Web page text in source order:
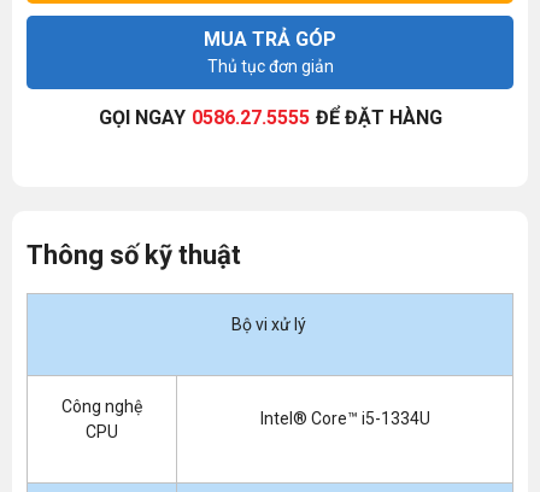
MUA TRẢ GÓP
Thủ tục đơn giản
GỌI NGAY 0586.27.5555 ĐỂ ĐẶT HÀNG
Thông số kỹ thuật
Bộ vi xử lý
Công nghệ
CPU
Intel® Core™ i5-1334U